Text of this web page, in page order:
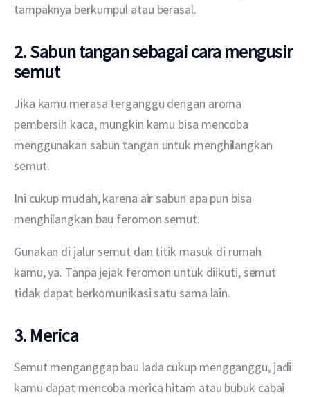
tampaknya berkumpul atau berasal.
2. Sabun tangan sebagai cara mengusir
semut
Jika kamu merasa terganggu dengan aroma
pembersih kaca, mungkin kamu bisa mencoba
menggunakan sabun tangan untuk menghilangkan
semut.
Ini cukup mudah, karena air sabun apa pun bisa
menghilangkan bau feromon semut.
Gunakan di jalur semut dan titik masuk di rumah
kamu, ya. Tanpa jejak feromon untuk diikuti, semut
tidak dapat berkomunikasi satu sama lain.
3. Merica
Semut menganggap bau lada cukup mengganggu, jadi
kamu dapat mencoba merica hitam atau bubuk cabai